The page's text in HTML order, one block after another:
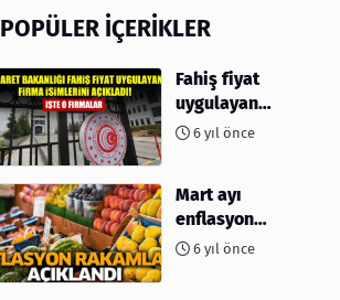
POPÜLER İÇERIKLER
Fahiş fiyat
uygulayan
firmalar açıklandı
6 yıl önce
Mart ayı
enflasyon
rakamları
6 yıl önce